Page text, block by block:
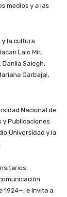
medios y a las
y la cultura
Lalo Mir,
Danila Saiegh,
Carbajal,
Nacional de
y Publicaciones
Universidad y la
1924—, e invita a